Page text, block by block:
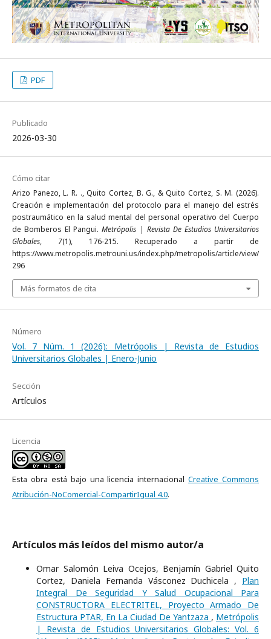
PDF
Publicado
2026-03-30
Cómo citar
Arizo Panezo, L. R. ., Quito Cortez, B. G., & Quito Cortez, S. M. (2026).
Creación e implementación del protocolo para el manejo del estrés
postraumático en la salud mental del personal operativo del Cuerpo
de Bomberos El Pangui.Metrópolis | Revista De Estudios Universitarios
Globales, 7(1), 176-215. Recuperado a partir de
https://www.metropolis.metrouni.us/index.php/metropolis/article/view/
296
Más formatos de cita
Número
Vol. 7 Núm. 1 (2026): Metrópolis | Revista de Estudios
Universitarios Globales | Enero-Junio
Sección
Artículos
Licencia
Esta obra está bajo una licencia internacionalCreative Commons
Atribución-NoComercial-CompartirIgual 4.0.
Artículos más leídos del mismo autor/a
Omar Salomón Leiva Ocejos, Benjamín Gabriel Quito
Cortez, Daniela Fernanda Vásconez Duchicela , Plan
Integral De Seguridad Y Salud Ocupacional Para
CONSTRUCTORA ELECTRITEL, Proyecto Armado De
Estructura PTAR, En La Ciudad De Yantzaza , Metrópolis
| Revista de Estudios Universitarios Globales: Vol. 6